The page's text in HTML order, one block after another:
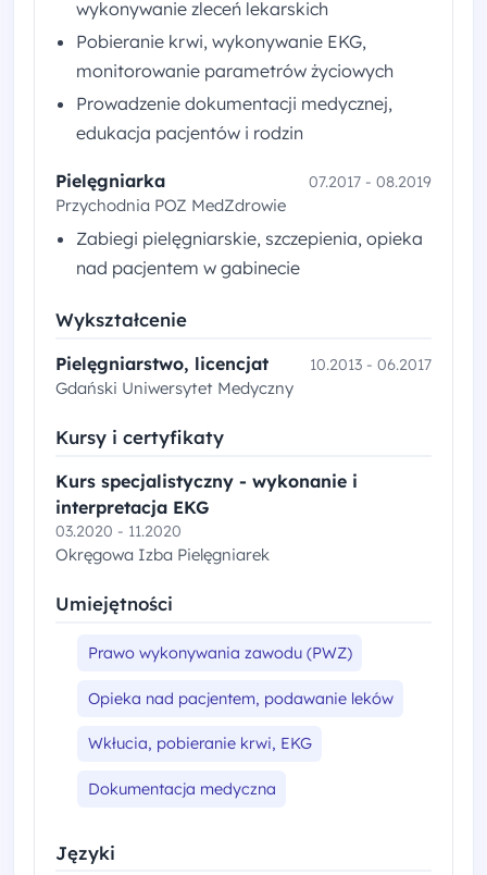
wykonywanie zleceń lekarskich
Pobieranie krwi, wykonywanie EKG,
monitorowanie parametrów życiowych
Prowadzenie dokumentacji medycznej,
edukacja pacjentów i rodzin
Pielęgniarka 07.2017 - 08.2019
Przychodnia POZ MedZdrowie
Zabiegi pielęgniarskie, szczepienia, opieka
nad pacjentem w gabinecie
Wykształcenie
Pielęgniarstwo, licencjat 10.2013 - 06.2017
Gdański Uniwersytet Medyczny
Kursy i certyfikaty
Kurs specjalistyczny - wykonanie i
interpretacja EKG
03.2020 - 11.2020
Okręgowa Izba Pielęgniarek
Umiejętności
Prawo wykonywania zawodu (PWZ)
Opieka nad pacjentem, podawanie leków
Wkłucia, pobieranie krwi, EKG
Dokumentacja medyczna
Języki